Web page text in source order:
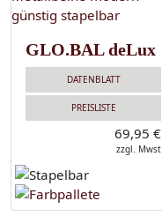
GLO.BAL deLux
DATENBLATT
PREISLISTE
69,95 €
zzgl. Mwst